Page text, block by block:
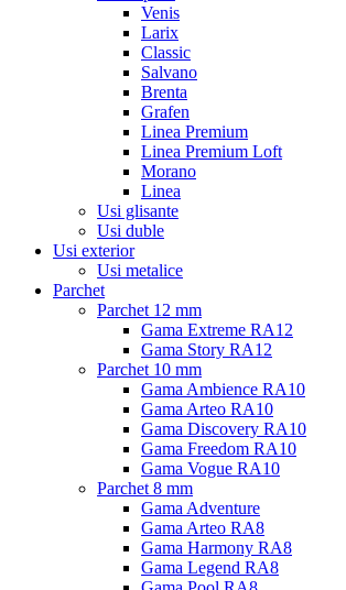
Venis
Larix
Classic
Salvano
Brenta
Grafen
Linea Premium
Linea Premium Loft
Morano
Linea
Usi glisante
Usi duble
Usi exterior
Usi metalice
Parchet
Parchet 12 mm
Gama Extreme RA12
Gama Story RA12
Parchet 10 mm
Gama Ambience RA10
Gama Arteo RA10
Gama Discovery RA10
Gama Freedom RA10
Gama Vogue RA10
Parchet 8 mm
Gama Adventure
Gama Arteo RA8
Gama Harmony RA8
Gama Legend RA8